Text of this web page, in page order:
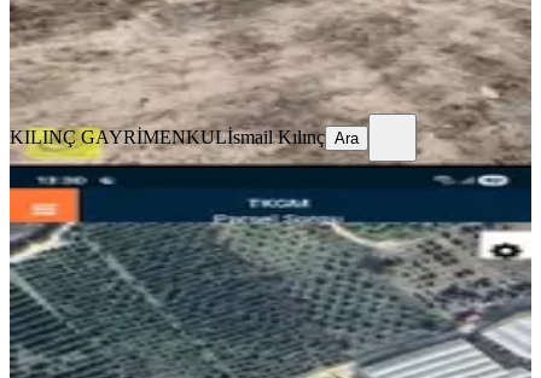
KILINÇ GAYRİMENKULİsmail Kılınç
Ara
KILINÇ GAYRİMENKULİsmail Kılınç Ara
Pukaracadağ Köyünde 2 Parsel
Toplamı 5450 M² Çiftlik Kurmaya
Akdeniz, Puğkaracadağ Mahallesi
5450 m²·1.018/m²·23.03.2026
5.550.000 ₺